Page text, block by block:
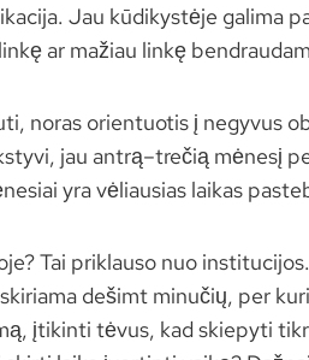
Jau kūdikystėje galima
ar mažiau linkę
noras orientuotis į negyvus
jau antrą–trečią mėnesį
yra vėliausias laikas
Tai priklauso nuo
dešimt minučių, per
įtikinti tėvus, kad skiepyti